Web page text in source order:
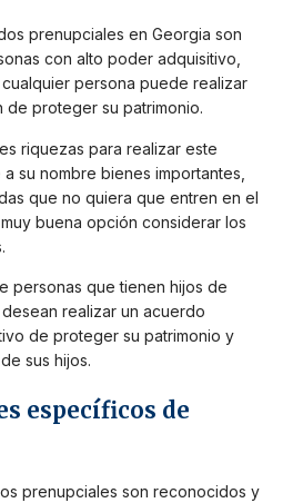
prenupciales en Georgia son
con alto poder adquisitivo,
persona puede realizar
proteger su patrimonio.
riquezas para realizar este
su nombre bienes importantes,
que no quiera que entren en el
buena opción considerar los
personas que tienen hijos de
realizar un acuerdo
de proteger su patrimonio y
sus hijos.
específicos de
prenupciales son reconocidos y